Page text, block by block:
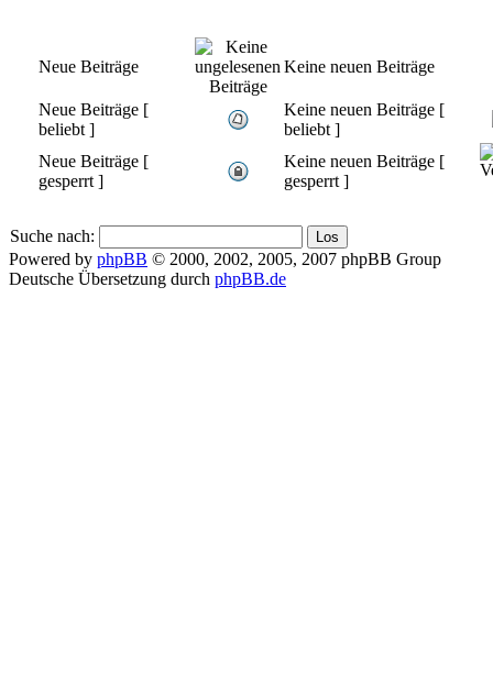
Neue Beiträge Keine neuen Beiträge
Neue Beiträge [
beliebt ]
Keine neuen Beiträge [
beliebt ]
Neue Beiträge [
gesperrt ]
Keine neuen Beiträge [
gesperrt ]
Suche nach:
Powered by phpBB © 2000, 2002, 2005, 2007 phpBB Group
Deutsche Übersetzung durch phpBB.de